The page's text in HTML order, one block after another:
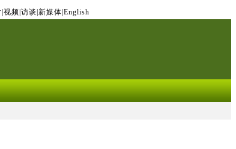
视频 访谈 新媒体 English